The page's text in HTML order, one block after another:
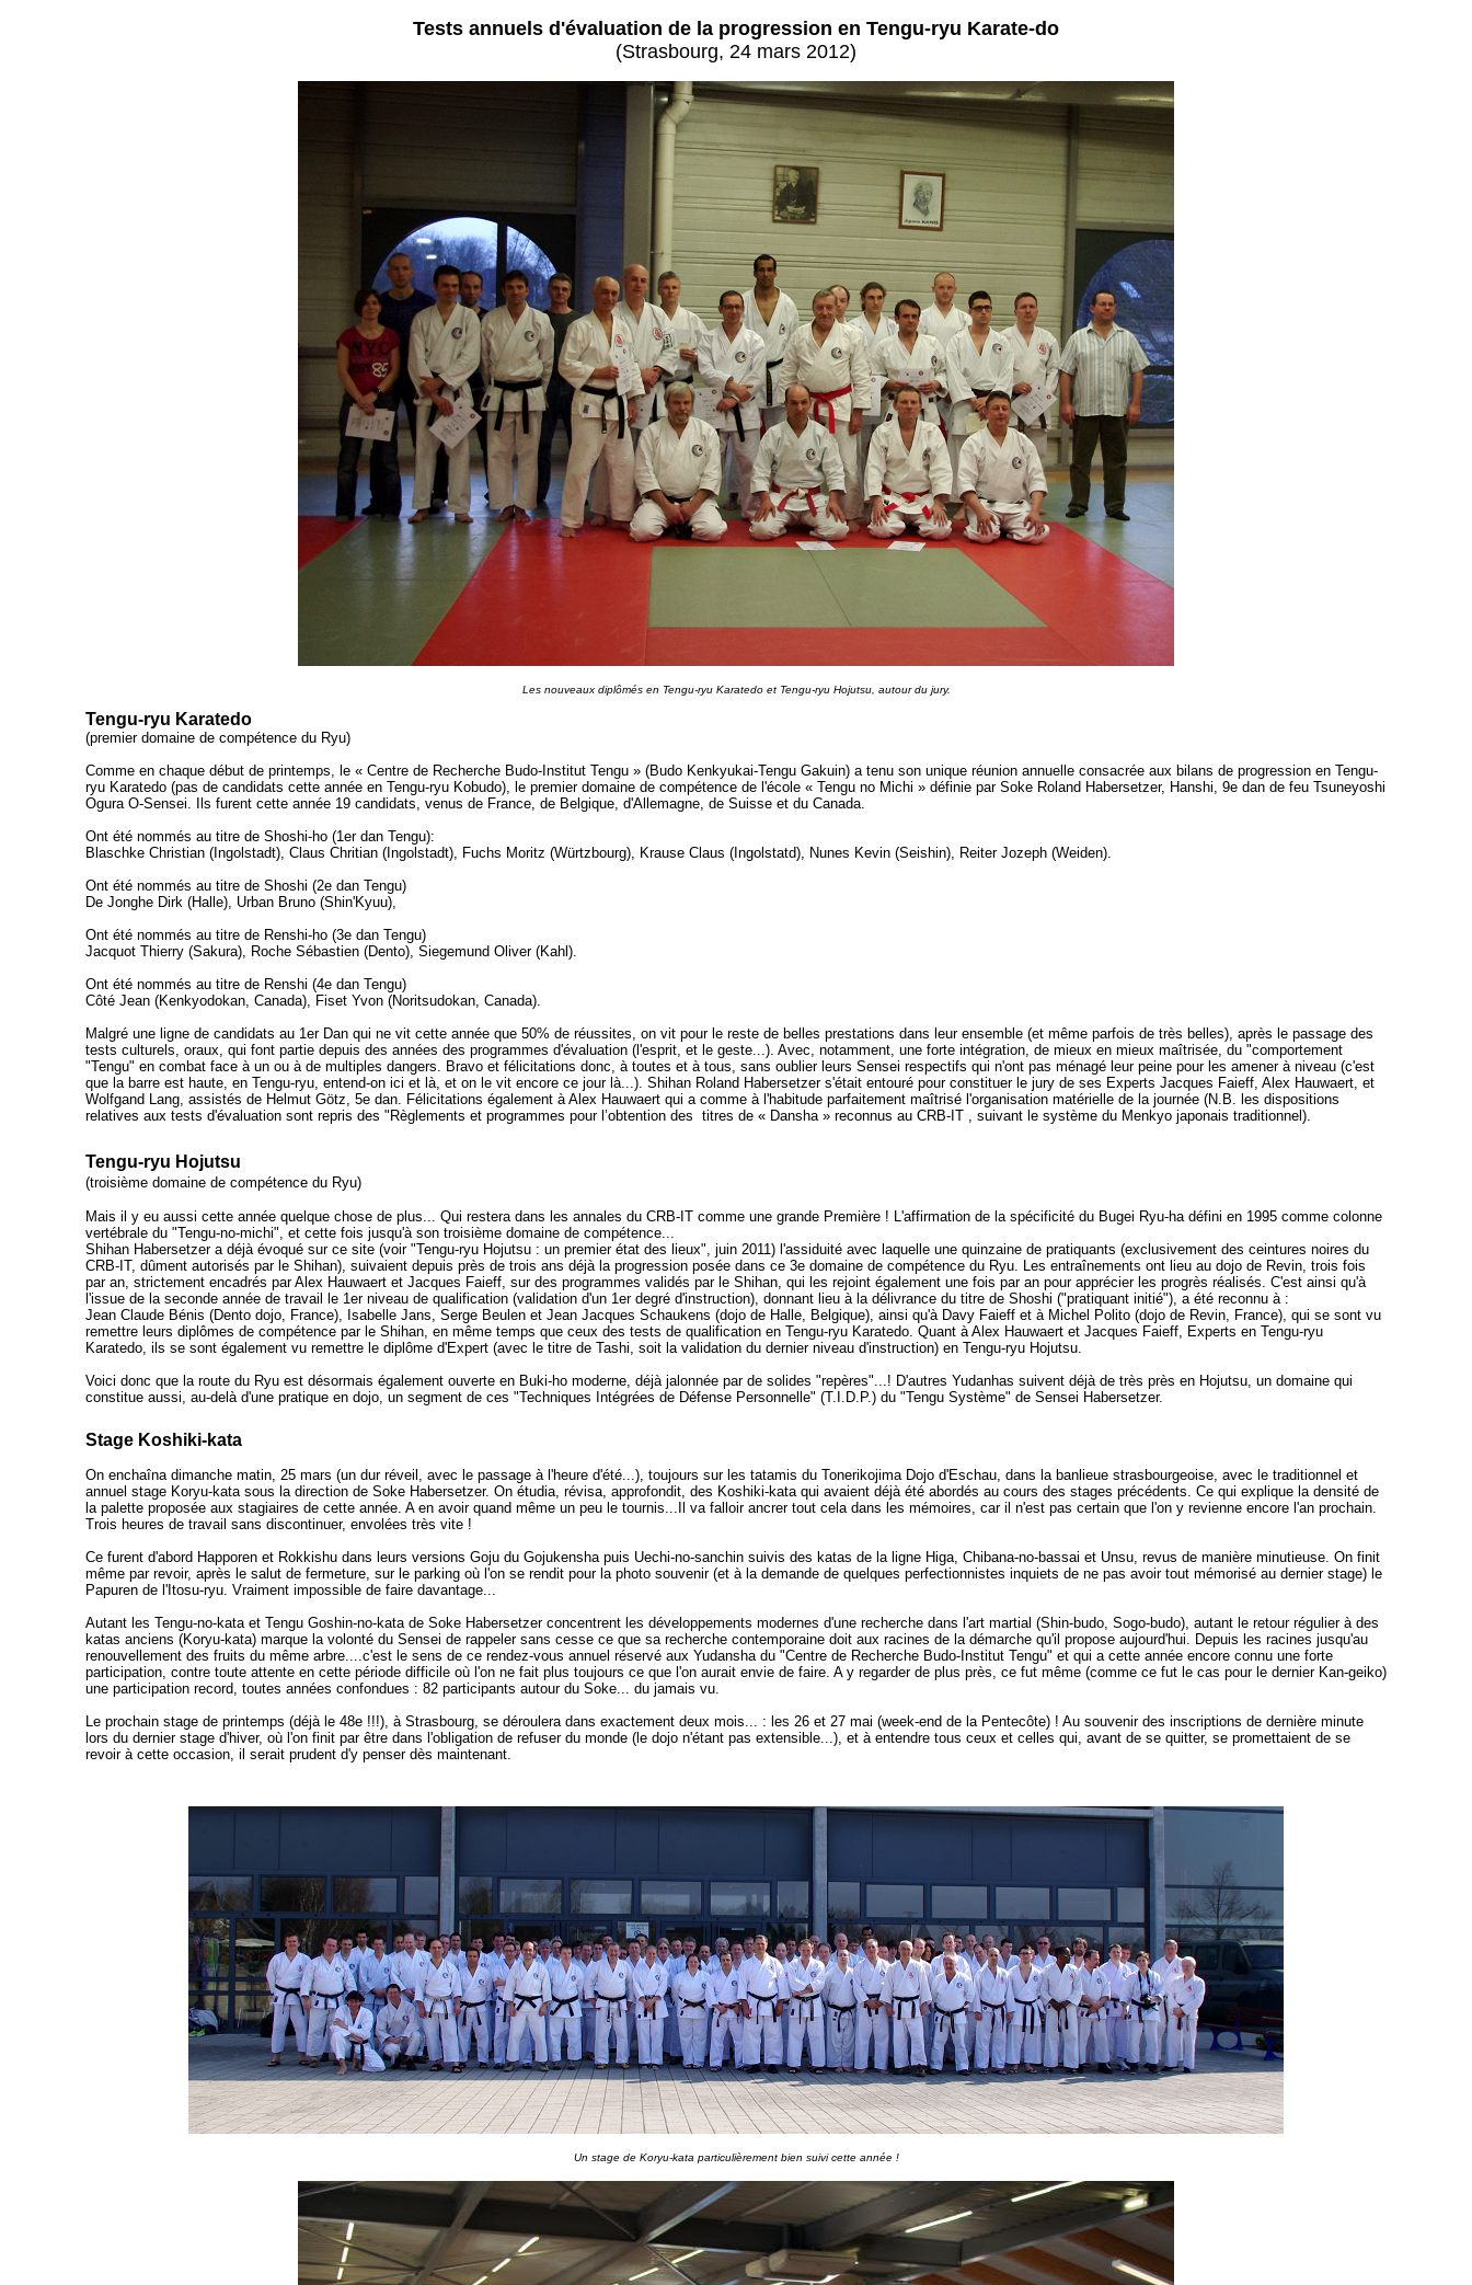
Tests annuels d'évaluation de la progression en Tengu-ryu Karate-do
(Strasbourg, 24 mars 2012)
Les nouveaux diplômés en Tengu-ryu Karatedo et Tengu-ryu Hojutsu, autour du jury.
Tengu-ryu Karatedo
(premier domaine de compétence du Ryu)
Comme en chaque début de printemps, le « Centre de Recherche Budo-Institut Tengu » (Budo Kenkyukai-Tengu Gakuin) a tenu son unique réunion annuelle consacrée aux bilans de progression en Tengu-
ryu Karatedo (pas de candidats cette année en Tengu-ryu Kobudo), le premier domaine de compétence de l'école « Tengu no Michi » définie par Soke Roland Habersetzer, Hanshi, 9e dan de feu Tsuneyoshi
Ogura O-Sensei. Ils furent cette année 19 candidats, venus de France, de Belgique, d'Allemagne, de Suisse et du Canada.
Ont été nommés au titre de Shoshi-ho (1er dan Tengu):
Blaschke Christian (Ingolstadt), Claus Chritian (Ingolstadt), Fuchs Moritz (Würtzbourg), Krause Claus (Ingolstatd), Nunes Kevin (Seishin), Reiter Jozeph (Weiden).
Ont été nommés au titre de Shoshi (2e dan Tengu)
De Jonghe Dirk (Halle), Urban Bruno (Shin'Kyuu),
Ont été nommés au titre de Renshi-ho (3e dan Tengu)
Jacquot Thierry (Sakura), Roche Sébastien (Dento), Siegemund Oliver (Kahl).
Ont été nommés au titre de Renshi (4e dan Tengu)
Côté Jean (Kenkyodokan, Canada), Fiset Yvon (Noritsudokan, Canada).
Malgré une ligne de candidats au 1er Dan qui ne vit cette année que 50% de réussites, on vit pour le reste de belles prestations dans leur ensemble (et même parfois de très belles), après le passage des
tests culturels, oraux, qui font partie depuis des années des programmes d'évaluation (l'esprit, et le geste...). Avec, notamment, une forte intégration, de mieux en mieux maîtrisée, du "comportement
"Tengu" en combat face à un ou à de multiples dangers. Bravo et félicitations donc, à toutes et à tous, sans oublier leurs Sensei respectifs qui n'ont pas ménagé leur peine pour les amener à niveau (c'est
que la barre est haute, en Tengu-ryu, entend-on ici et là, et on le vit encore ce jour là...). Shihan Roland Habersetzer s'était entouré pour constituer le jury de ses Experts Jacques Faieff, Alex Hauwaert, et
Wolfgand Lang, assistés de Helmut Götz, 5e dan. Félicitations également à Alex Hauwaert qui a comme à l'habitude parfaitement maîtrisé l'organisation matérielle de la journée (N.B. les dispositions
relatives aux tests d'évaluation sont repris des "Règlements et programmes pour l’obtention des titres de « Dansha » reconnus au CRB-IT , suivant le système du Menkyo japonais traditionnel).
Tengu-ryu Hojutsu
(troisième domaine de compétence du Ryu)
Mais il y eu aussi cette année quelque chose de plus... Qui restera dans les annales du CRB-IT comme une grande Première ! L'affirmation de la spécificité du Bugei Ryu-ha défini en 1995 comme colonne
vertébrale du "Tengu-no-michi", et cette fois jusqu'à son troisième domaine de compétence...
Shihan Habersetzer a déjà évoqué sur ce site (voir "Tengu-ryu Hojutsu : un premier état des lieux", juin 2011) l'assiduité avec laquelle une quinzaine de pratiquants (exclusivement des ceintures noires du
CRB-IT, dûment autorisés par le Shihan), suivaient depuis près de trois ans déjà la progression posée dans ce 3e domaine de compétence du Ryu. Les entraînements ont lieu au dojo de Revin, trois fois
par an, strictement encadrés par Alex Hauwaert et Jacques Faieff, sur des programmes validés par le Shihan, qui les rejoint également une fois par an pour apprécier les progrès réalisés. C'est ainsi qu'à
l'issue de la seconde année de travail le 1er niveau de qualification (validation d'un 1er degré d'instruction), donnant lieu à la délivrance du titre de Shoshi ("pratiquant initié"), a été reconnu à :
Jean Claude Bénis (Dento dojo, France), Isabelle Jans, Serge Beulen et Jean Jacques Schaukens (dojo de Halle, Belgique), ainsi qu'à Davy Faieff et à Michel Polito (dojo de Revin, France), qui se sont vu
remettre leurs diplômes de compétence par le Shihan, en même temps que ceux des tests de qualification en Tengu-ryu Karatedo. Quant à Alex Hauwaert et Jacques Faieff, Experts en Tengu-ryu
Karatedo, ils se sont également vu remettre le diplôme d'Expert (avec le titre de Tashi, soit la validation du dernier niveau d'instruction) en Tengu-ryu Hojutsu.
Voici donc que la route du Ryu est désormais également ouverte en Buki-ho moderne, déjà jalonnée par de solides "repères"...! D'autres Yudanhas suivent déjà de très près en Hojutsu, un domaine qui
constitue aussi, au-delà d'une pratique en dojo, un segment de ces "Techniques Intégrées de Défense Personnelle" (T.I.D.P.) du "Tengu Système" de Sensei Habersetzer.
Stage Koshiki-kata
On enchaîna dimanche matin, 25 mars (un dur réveil, avec le passage à l'heure d'été...), toujours sur les tatamis du Tonerikojima Dojo d'Eschau, dans la banlieue strasbourgeoise, avec le traditionnel et
annuel stage Koryu-kata sous la direction de Soke Habersetzer. On étudia, révisa, approfondit, des Koshiki-kata qui avaient déjà été abordés au cours des stages précédents. Ce qui explique la densité de
la palette proposée aux stagiaires de cette année. A en avoir quand même un peu le tournis...Il va falloir ancrer tout cela dans les mémoires, car il n'est pas certain que l'on y revienne encore l'an prochain.
Trois heures de travail sans discontinuer, envolées très vite !
Ce furent d'abord Happoren et Rokkishu dans leurs versions Goju du Gojukensha puis Uechi-no-sanchin suivis des katas de la ligne Higa, Chibana-no-bassai et Unsu, revus de manière minutieuse. On finit
même par revoir, après le salut de fermeture, sur le parking où l'on se rendit pour la photo souvenir (et à la demande de quelques perfectionnistes inquiets de ne pas avoir tout mémorisé au dernier stage) le
Papuren de l'Itosu-ryu. Vraiment impossible de faire davantage...
Autant les Tengu-no-kata et Tengu Goshin-no-kata de Soke Habersetzer concentrent les développements modernes d'une recherche dans l'art martial (Shin-budo, Sogo-budo), autant le retour régulier à des
katas anciens (Koryu-kata) marque la volonté du Sensei de rappeler sans cesse ce que sa recherche contemporaine doit aux racines de la démarche qu'il propose aujourd'hui. Depuis les racines jusqu'au
renouvellement des fruits du même arbre....c'est le sens de ce rendez-vous annuel réservé aux Yudansha du "Centre de Recherche Budo-Institut Tengu" et qui a cette année encore connu une forte
participation, contre toute attente en cette période difficile où l'on ne fait plus toujours ce que l'on aurait envie de faire. A y regarder de plus près, ce fut même (comme ce fut le cas pour le dernier Kan-geiko)
une participation record, toutes années confondues : 82 participants autour du Soke... du jamais vu.
Le prochain stage de printemps (déjà le 48e !!!), à Strasbourg, se déroulera dans exactement deux mois... : les 26 et 27 mai (week-end de la Pentecôte) ! Au souvenir des inscriptions de dernière minute
lors du dernier stage d'hiver, où l'on finit par être dans l'obligation de refuser du monde (le dojo n'étant pas extensible...), et à entendre tous ceux et celles qui, avant de se quitter, se promettaient de se
revoir à cette occasion, il serait prudent d'y penser dès maintenant.
Un stage de Koryu-kata particulièrement bien suivi cette année !